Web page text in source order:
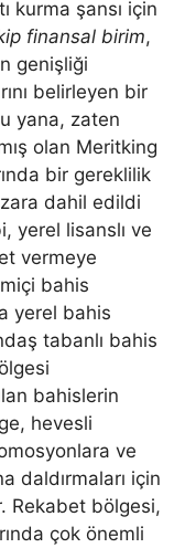
kurma şansı için
finansal birim,
genişliği
belirleyen bir
yana, zaten
olan Meritking
bir gereklilik
dahil edildi
yerel lisanslı ve
vermeye
bahis
yerel bahis
tabanlı bahis
bahislerin
hevesli
ve
daldırmaları için
Rekabet bölgesi,
çok önemli